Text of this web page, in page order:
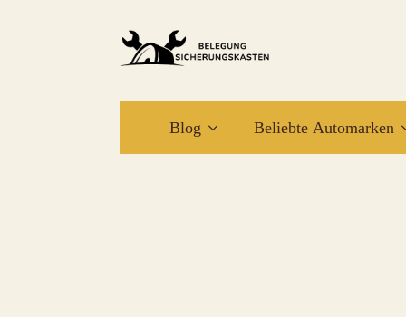
Blog Beliebte Automarken